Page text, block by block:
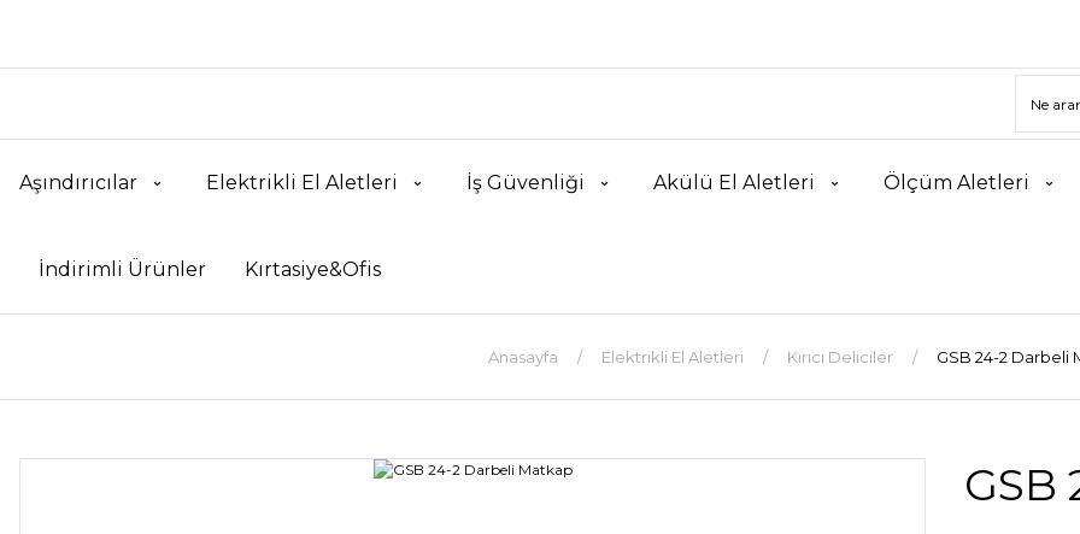
Aşındırıcılar Elektrikli El Aletleri İş Güvenliği Akülü El Aletleri Ölçüm Aletleri
İndirimli Ürünler Kırtasiye&Ofis
Anasayfa Elektrikli El Aletleri Kırıcı Deliciler GSB 24-2 Darbeli
GSB